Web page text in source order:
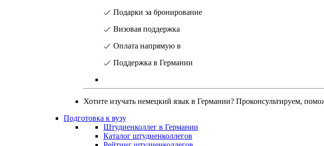
Подарки за бронирование
Визовая поддержка
Оплата напрямую в
Поддержка в Германии
Хотите изучать немецкий язык в Германии? Проконсультируем,
Подготовка к вузу
Штудиенколлег в Германии
Каталог штудиенколлегов